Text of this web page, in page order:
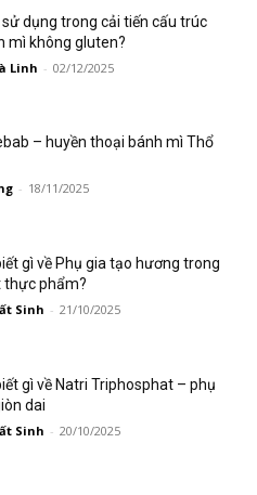
dụng trong cải tiến cấu trúc
mì không gluten?
Linh - 02/12/2025
– huyền thoại bánh mì Thổ
- 18/11/2025
gì về Phụ gia tạo hương trong
thực phẩm?
Sinh - 21/10/2025
gì về Natri Triphosphat – phụ
dai
Sinh - 20/10/2025